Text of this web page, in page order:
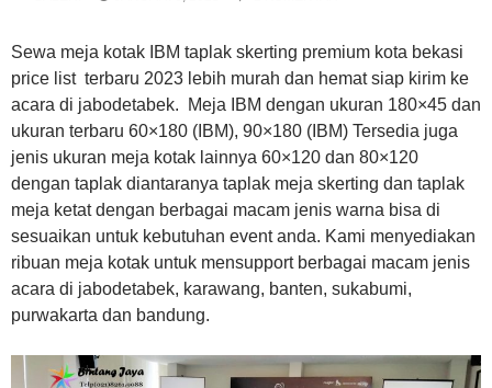
Sewa meja kotak IBM taplak skerting premium kota bekasi
price list terbaru 2023 lebih murah dan hemat siap kirim ke
acara di jabodetabek. Meja IBM dengan ukuran 180×45 dan
ukuran terbaru 60×180 (IBM), 90×180 (IBM) Tersedia juga
jenis ukuran meja kotak lainnya 60×120 dan 80×120
dengan taplak diantaranya taplak meja skerting dan taplak
meja ketat dengan berbagai macam jenis warna bisa di
sesuaikan untuk kebutuhan event anda. Kami menyediakan
ribuan meja kotak untuk mensupport berbagai macam jenis
acara di jabodetabek, karawang, banten, sukabumi,
purwakarta dan bandung.